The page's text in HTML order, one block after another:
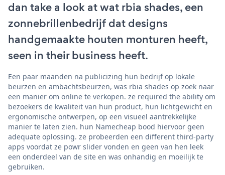
dan take a look at wat rbia shades, een
zonnebrillenbedrijf dat designs
handgemaakte houten monturen heeft,
seen in their business heeft.
Een paar maanden na publicizing hun bedrijf op lokale
beurzen en ambachtsbeurzen, was rbia shades op zoek naar
een manier om online te verkopen. ze required the ability om
bezoekers de kwaliteit van hun product, hun lichtgewicht en
ergonomische ontwerpen, op een visueel aantrekkelijke
manier te laten zien. hun Namecheap bood hiervoor geen
adequate oplossing. ze probeerden een different third-party
apps voordat ze powr slider vonden en geen van hen leek
een onderdeel van de site en was onhandig en moeilijk te
gebruiken.